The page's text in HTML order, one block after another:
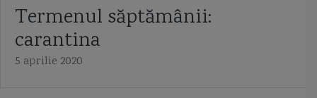
Termenul săptămânii:
carantina
5 aprilie 2020